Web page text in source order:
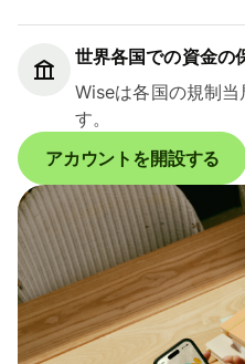
世界各国での資金の
Wiseは各国の規制当
す。
アカウントを開設する